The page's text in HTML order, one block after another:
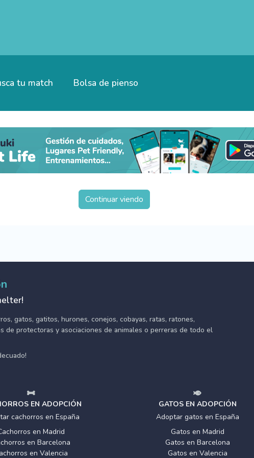
tu match Bolsa de pienso
Continuar viendo
gatos, gatitos, hurones, conejos, cobayas, ratas, ratones,
de protectoras y asociaciones de animales o perreras de todo el
EN ADOPCIÓN
cachorros en España
en Madrid
en Barcelona
en Valencia
GATOS EN ADOPCIÓN
Adoptar gatos en España
Gatos en Madrid
Gatos en Barcelona
Gatos en Valencia